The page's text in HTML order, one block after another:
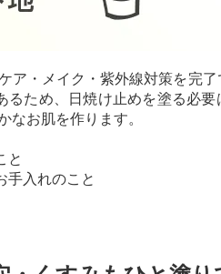
ア・メイク・紫外線対策を完
るため、日焼け止めを塗る必
なお肌を作ります。
と
手入れのこと